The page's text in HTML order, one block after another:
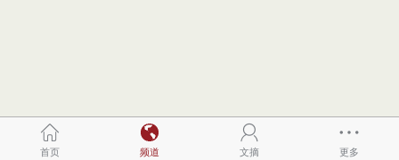
首页 频道 文摘 更多